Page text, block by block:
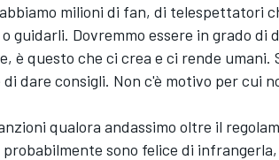
milioni di fan, di telespettatori
guidarli. Dovremmo essere in grado di
è questo che ci crea e ci rende umani.
dare consigli. Non c'è motivo per cui
qualora andassimo oltre il
sono felice di